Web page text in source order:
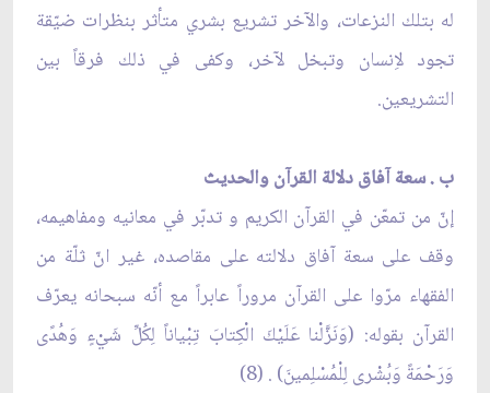
له بتلك النزعات، والآخر تشريع بشري متأثر بنظرات ضيّقة
تجود لاِنسان وتبخل لآخر، وكفى في ذلك فرقاً بين
التشريعين.
ب . سعة آفاق دلالة القرآن والحديث
إنّ من تمعّن في القرآن الكريم و تدبّر في معانيه ومفاهيمه،
وقف على سعة آفاق دلالته على مقاصده، غير انّ ثلّة من
الفقهاء مرّوا على القرآن مروراً عابراً مع أنّه سبحانه يعرّف
القرآن بقوله: (وَنَزَّلْنا عَلَيْكَ الْكِتابَ تِبْياناً لِكُلِّ شَيْءٍ وَهُدًى
وَرَحْمَةً وَبُشْرى لِلْمُسْلِمينَ) . (8)